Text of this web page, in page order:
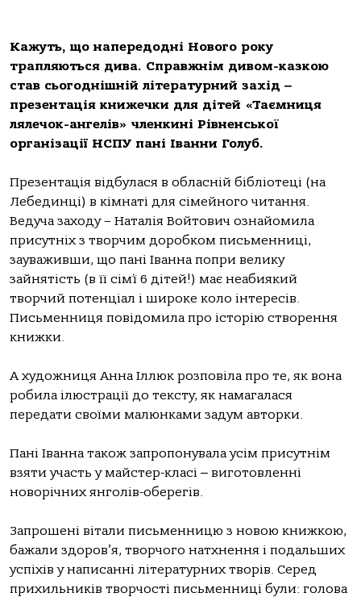
Кажуть, що напередодні Нового року
трапляються дива. Справжнім дивом-казкою
став сьогоднішній літературний захід ‒
презентація книжечки для дітей «Таємниця
лялечок-ангелів» членкині Рівненської
організації НСПУ пані Іванни Голуб.
Презентація відбулася в обласній бібліотеці (на
Лебединці) в кімнаті для сімейного читання.
Ведуча заходу – Наталія Войтович ознайомила
присутніх з творчим доробком письменниці,
зауваживши, що пані Іванна попри велику
зайнятість (в її сім’ї 6 дітей!) має неабиякий
творчий потенціал і широке коло інтересів.
Письменниця повідомила про історію створення
книжки.
А художниця Анна Іллюк розповіла про те, як вона
робила ілюстрації до тексту, як намагалася
передати своїми малюнками задум авторки.
Пані Іванна також запропонувала усім присутнім
взяти участь у майстер-класі ‒ виготовленні
новорічних янголів-оберегів.
Запрошені вітали письменницю з новою книжкою,
бажали здоров’я, творчого натхнення і подальших
успіхів у написанні літературних творів. Серед
прихильників творчості письменниці були: голова